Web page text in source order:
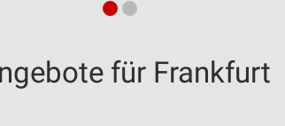
für Frankfurt